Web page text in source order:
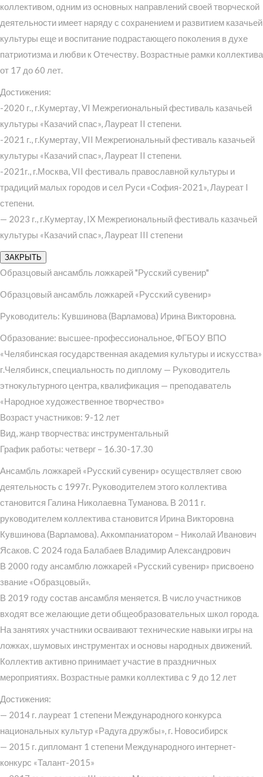
коллективом, одним из основных направлений своей творческой
деятельности имеет наряду с сохранением и развитием казачьей
культуры еще и воспитание подрастающего поколения в духе
патриотизма и любви к Отечеству. Возрастные рамки коллектива
от 17 до 60 лет.
Достижения:
-2020 г., г.Кумертау, VI Межрегиональный фестиваль казачьей
культуры «Казачий спас», Лауреат II степени.
-2021 г., г.Кумертау, VII Межрегиональный фестиваль казачьей
культуры «Казачий спас», Лауреат II степени.
-2021г., г.Москва, VII фестиваль православной культуры и
традиций малых городов и сел Руси «София-2021», Лауреат I
степени.
— 2023 г., г.Кумертау, IX Межрегиональный фестиваль казачьей
культуры «Казачий спас», Лауреат III степени
ЗАКРЫТЬ
Образцовый ансамбль ложкарей "Русский сувенир"
Образцовый ансамбль ложкарей «Русский сувенир»
Руководитель: Кувшинова (Варламова) Ирина Викторовна.
Образование: высшее-профессиональное, ФГБОУ ВПО
«Челябинская государственная академия культуры и искусства»
г.Челябинск, специальность по диплому — Руководитель
этнокультурного центра, квалификация — преподаватель
«Народное художественное творчество»
Возраст участников: 9-12 лет
Вид, жанр творчества: инструментальный
График работы: четверг – 16.30-17.30
Ансамбль ложкарей «Русский сувенир» осуществляет свою
деятельность с 1997г. Руководителем этого коллектива
становится Галина Николаевна Туманова. В 2011 г.
руководителем коллектива становится Ирина Викторовна
Кувшинова (Варламова). Аккомпаниатором – Николай Иванович
Ясаков. С 2024 года Балабаев Владимир Александрович
В 2000 году ансамблю ложкарей «Русский сувенир» присвоено
звание «Образцовый».
В 2019 году состав ансамбля меняется. В число участников
входят все желающие дети общеобразовательных школ города.
На занятиях участники осваивают технические навыки игры на
ложках, шумовых инструментах и основы народных движений.
Коллектив активно принимает участие в праздничных
мероприятиях. Возрастные рамки коллектива с 9 до 12 лет
Достижения:
— 2014 г. лауреат 1 степени Международного конкурса
национальных культур «Радуга дружбы», г. Новосибирск
— 2015 г. дипломант 1 степени Международного интернет-
конкурс «Талант-2015»